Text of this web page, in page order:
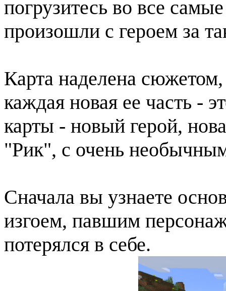
погрузитесь во все
произошли с героем за
Карта наделена
каждая новая ее часть -
карты - новый герой,
"Рик", с очень
Сначала вы узнаете
изгоем, павшим
потерялся в себе.